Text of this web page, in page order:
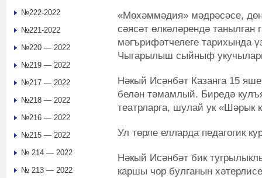
«Мөхәммәдия» мәдрәсәсе,
сәясәт өлкәләрендә
мәгърифәтчелеге тарихында
Чыгарылыш сыйныф
Нәкый Исәнбәт Казанга 15
белән тәмамлый. Биредә
театрларга, шулай ук
Ул төрле елларда педагогик
Нәкый Исәнбәт бик
каршы чор булганын
№222-2022
№221-2022
№220 — 2022
№219 — 2022
№217 — 2022
№218 — 2022
№216 — 2022
№215 — 2022
№ 214 — 2022
№ 213 — 2022